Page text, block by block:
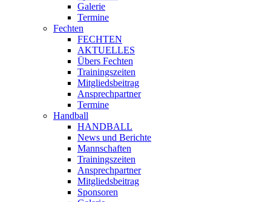
Galerie
Termine
Fechten
FECHTEN
AKTUELLES
Übers Fechten
Trainingszeiten
Mitgliedsbeitrag
Ansprechpartner
Termine
Handball
HANDBALL
News und Berichte
Mannschaften
Trainingszeiten
Ansprechpartner
Mitgliedsbeitrag
Sponsoren